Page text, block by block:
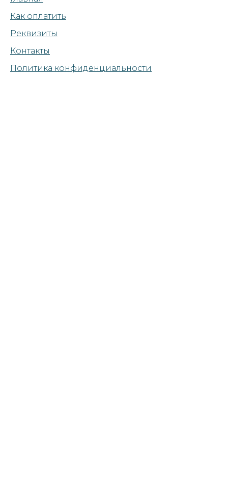
Как оплатить
Реквизиты
Контакты
Политика конфиденциальности